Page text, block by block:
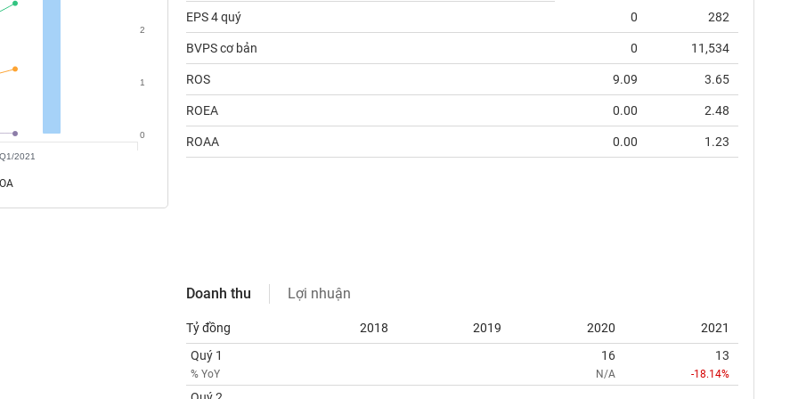
0
1
2
Q1/2021
EPS 4 quý 0 282
BVPS cơ bản 0 11,534
ROS 9.09 3.65
ROEA 0.00 2.48
ROAA 0.00 1.23
Doanh thu Lợi nhuận
Tỷ đồng 2018 2019 2020
2021
Quý 1
% YoY
16
N/A
13
-18.14%